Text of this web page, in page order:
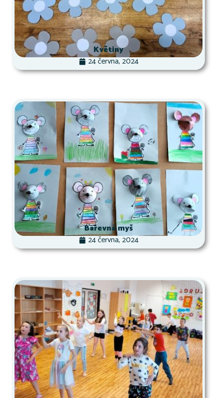
Květiny
24 června, 2024
Barevná myš
24 června, 2024